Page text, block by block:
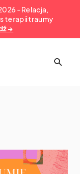
- Relacja,
terapii traumy
→